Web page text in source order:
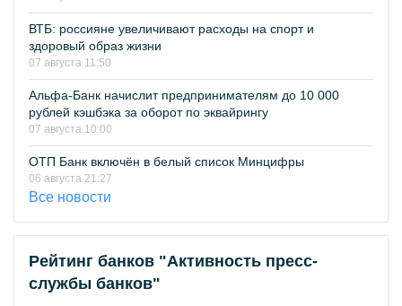
ВТБ: россияне увеличивают расходы на спорт и
здоровый образ жизни
07 августа 11:50
Альфа-Банк начислит предпринимателям до 10 000
рублей кэшбэка за оборот по эквайрингу
07 августа 10:00
ОТП Банк включён в белый список Минцифры
06 августа 21:27
Все новости
Рейтинг банков "Активность пресс-
службы банков"